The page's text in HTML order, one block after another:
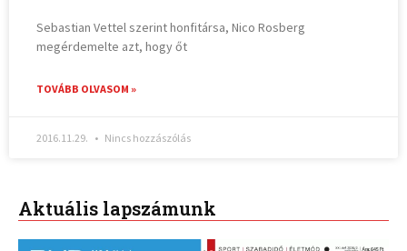
Sebastian Vettel szerint honfitársa, Nico Rosberg
megérdemelte azt, hogy őt
TOVÁBB OLVASOM »
2016.11.29. Nincs hozzászólás
Aktuális lapszámunk